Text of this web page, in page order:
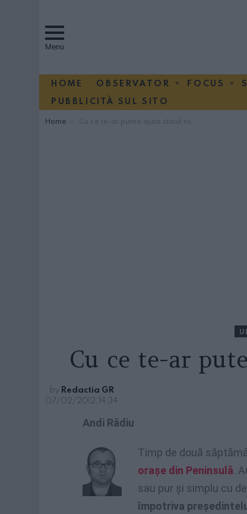
Menu
HOME OBSERVATOR FOCUS
PUBBLICITÀ SUL SITO
You are here:
Home Cu ce te-ar putea ajuta statul român?
Cu ce te-ar
by Redactia GR
07/02/2012, 14:34
Andi Rădiu
Timp de două
oraşe din Peninsulă.
sau pur şi simplu cu
împotriva